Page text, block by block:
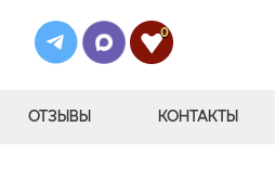
0
ОТЗЫВЫ КОНТАКТЫ